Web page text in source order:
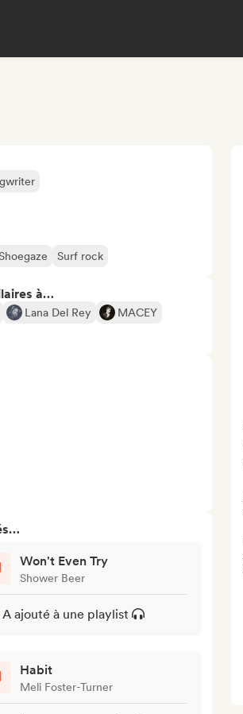
Surf rock
à…
Lana Del Rey
MACEY
Won't Even Try
Shower Beer
A ajouté à une playlist
Habit
Meli Foster-Turner